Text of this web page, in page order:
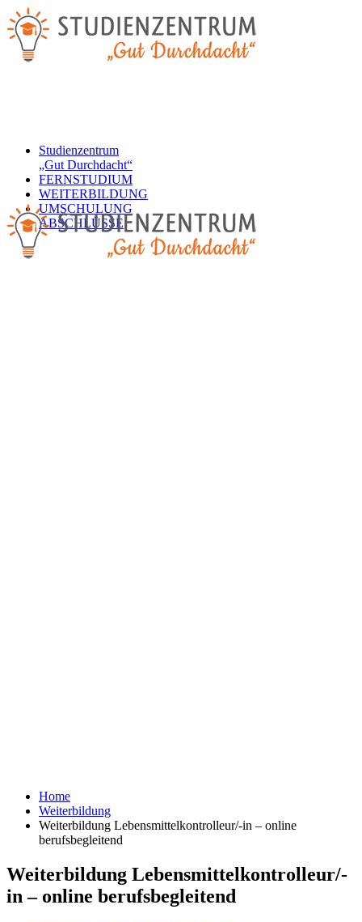
Studienzentrum
„Gut Durchdacht“
FERNSTUDIUM
WEITERBILDUNG
UMSCHULUNG
ABSCHLÜSSE
Home
Weiterbildung
Weiterbildung Lebensmittelkontrolleur/-in – online
berufsbegleitend
Weiterbildung Lebensmittelkontrolleur/-
in – online berufsbegleitend